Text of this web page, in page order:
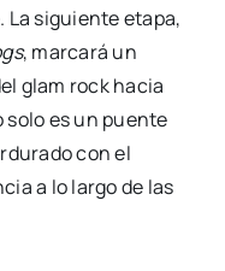
siguiente etapa,
, marcará un
glam rock hacia
solo es un puente
con el
a lo largo de las